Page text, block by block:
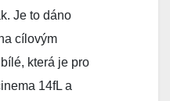
Je to dáno
cílovým
která je pro
14fL a